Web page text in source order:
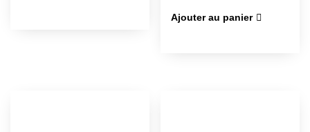
Ajouter au panier